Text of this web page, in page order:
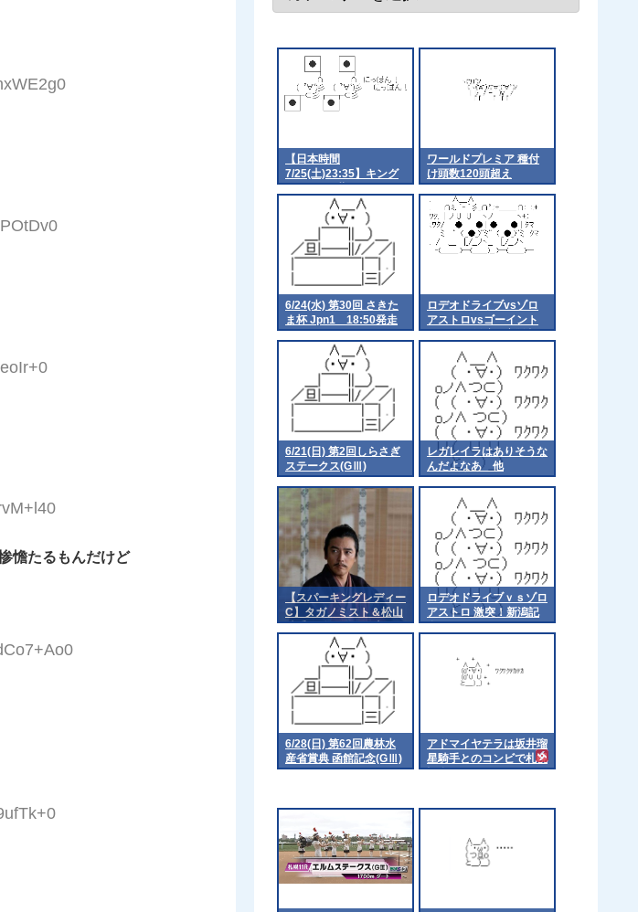
憺たるもんだけど
【日本時間
7/25(土)23:35】キング
ジョージ6世&クイーン
エリザベスステークス
【馬券発売対象】
ワールドプレミア 種付
け頭数120頭超え
6/24(水) 第30回 さきた
ま杯 Jpn1 18:50発走
ロデオドライブvsゾロ
アストロvsゴーイント
ゥスカイ 激突！新潟記
6/21(日) 第2回しらさぎ
ステークス(GⅢ)
レガレイラはありそうな
んだよなあ 他
【スパーキングレディー
C】タガノミスト＆松山
騎手がｷﾀ━━━━(ﾟ
∀ﾟ)━━━━!!
ロデオドライブｖｓゾロ
アストロ 激突！新潟記
念(Ｇ3)
6/28(日) 第62回農林水
産省賞典 函館記念(GⅢ)
part2
アドマイヤテラは坂井瑠
星騎手とのコンビで札幌
記念へ